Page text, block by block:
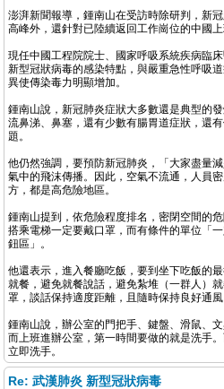
澎湃新聞報導，鍾南山在受訪時除研判，新
高峰外，還針對已陸續返回工作崗位的中國上
現任中國工程院院士、國家呼吸系統疾病臨
新型冠狀病毒的感染特點，與嚴重急性呼吸
異使傳染毒力明顯增加。
鍾南山說，新冠肺炎症狀大多數還是典型的
流鼻涕、鼻塞，還有少數有腸胃道症狀，還
題。
他仍然強調，要預防新冠肺炎，「大家盡量
氣中的飛沫傳播。因此，空氣不流通，人員
方，都是高危險地區。
鍾南山提到，依危險程度排名，密閉空間的
搭乘電梯一定要戴口罩，而有條件的單位「
鈕區」。
他還表示，進入餐廳吃飯，要到坐下吃飯的
就餐，避免就餐說話，避免紮堆（一群人）
罩，談話保持適度距離，且隨時保持良好通風
鍾南山說，辦公室的門把手、鍵盤、滑鼠、
而上班進辦公室，第一時間要做的就是洗手
立即洗手。
Re: 武漢肺炎 新型冠狀病毒